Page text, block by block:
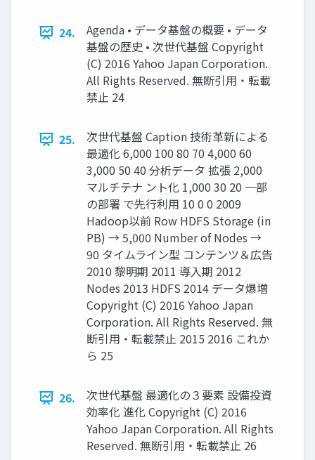
24.
Agenda • データ基盤の概要 • データ
基盤の歴史 • 次世代基盤 Copyright
(C) 2016 Yahoo Japan Corporation.
All Rights Reserved. 無断引用・転載
禁止 24
25.
次世代基盤 Caption 技術革新による
最適化 6,000 100 80 70 4,000 60
3,000 50 40 分析データ 拡張 2,000
マルチテナ ント化 1,000 30 20 一部
の部署 で先行利用 10 0 0 2009
Hadoop以前 Row HDFS Storage (in
PB) → 5,000 Number of Nodes →
90 タイムライン型 コンテンツ＆広告
2010 黎明期 2011 導入期 2012
Nodes 2013 HDFS 2014 データ爆増
Copyright (C) 2016 Yahoo Japan
Corporation. All Rights Reserved. 無
断引用・転載禁止 2015 2016 これか
ら 25
26.
次世代基盤 最適化の３要素 設備投資
効率化 進化 Copyright (C) 2016
Yahoo Japan Corporation. All Rights
Reserved. 無断引用・転載禁止 26